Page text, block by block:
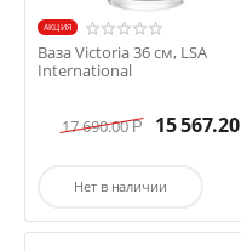
AКЦИЯ
Ваза Victoria 36 см, LSA
International
17 690.00 Р 15 567.20
Нет в наличии